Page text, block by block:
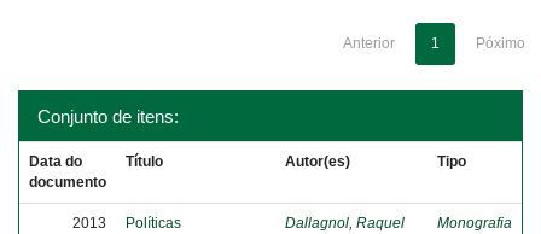
Anterior 1 Póximo
Conjunto de itens:
Data do
documento
Título Autor(es) Tipo
2013
Políticas
Dallagnol, Raquel Monografia